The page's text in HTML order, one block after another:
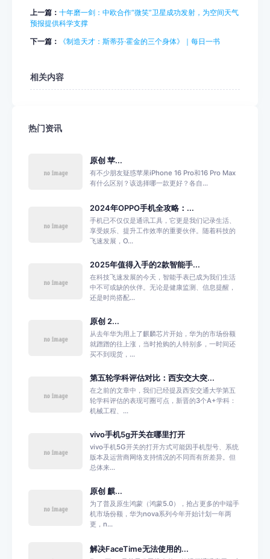
上一篇： 十年磨一剑：中欧合作“微笑”卫星成功发射，为空间天气
预报提供科学支撑
下一篇：
《制造天才：斯蒂芬·霍金的三个身体》｜每日一书
相关内容
热门资讯
原创 苹...
有不少朋友疑惑苹果iPhone 16 Pro和16 Pro Max
有什么区别？该选择哪一款更好？各自...
2024年OPPO手机全攻略：...
手机已不仅仅是通讯工具，它更是我们记录生活、
享受娱乐、提升工作效率的重要伙伴。随着科技的
飞速发展，O...
2025年值得入手的2款智能手...
在科技飞速发展的今天，智能手表已成为我们生活
中不可或缺的伙伴。无论是健康监测、信息提醒，
还是时尚搭配...
原创 2...
从去年华为用上了麒麟芯片开始，华为的市场份额
就蹭蹭的往上涨，当时抢购的人特别多，一时间还
买不到现货，...
第五轮学科评估对比：西安交大突...
在之前的文章中，我们已经提及西安交通大学第五
轮学科评估的表现可圈可点，新晋的3个A+学科：
机械工程、...
vivo手机5g开关在哪里打开
vivo手机5G开关的打开方式可能因手机型号、系统
版本及运营商网络支持情况的不同而有所差异。但
总体来...
原创 麒...
为了普及原生鸿蒙（鸿蒙5.0），抢占更多的中端手
机市场份额，华为nova系列今年开始计划一年两
更，n...
解决FaceTime无法使用的...